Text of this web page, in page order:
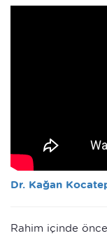
Dr. Kağan
Rahim içinde